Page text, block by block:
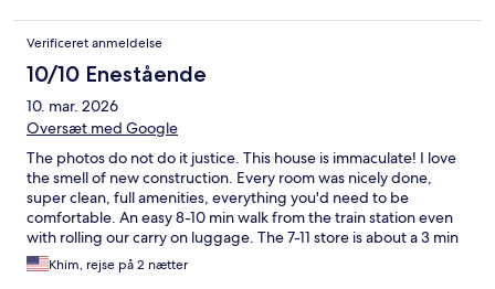
Verificeret anmeldelse
10/10 Enestående
10. mar. 2026
Oversæt med Google
The photos do not do it justice. This house is immaculate! I love
the smell of new construction. Every room was nicely done,
super clean, full amenities, everything you'd need to be
comfortable. An easy 8-10 min walk from the train station even
with rolling our carry on luggage. The 7-11 store is about a 3 min
walk. There are about 2-3 bus stops very close to the house
depending on which route you're heading to. This was a good
Khim, rejse på 2 nætter